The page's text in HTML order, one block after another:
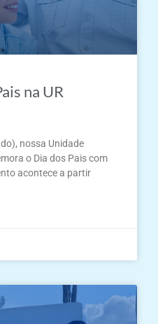
na UR
nossa Unidade
o Dia dos Pais com
acontece a partir